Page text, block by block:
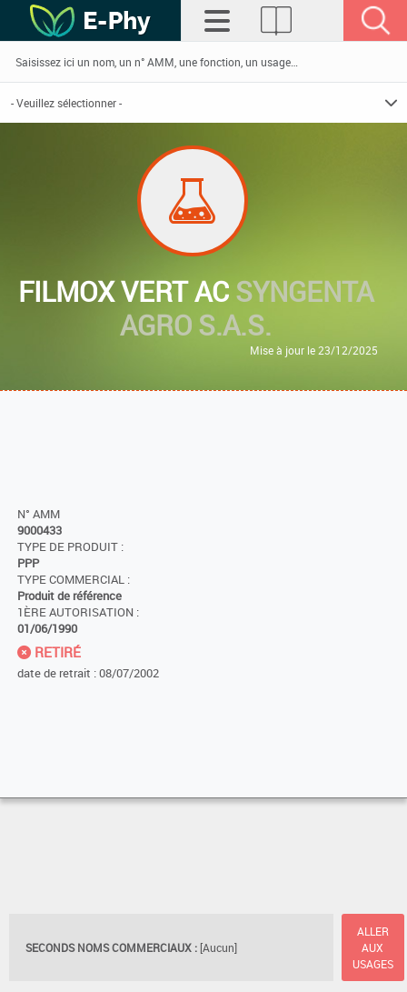
FILMOX VERT ACSYNGENTA
AGRO S.A.S.
Mise à jour le 23/12/2025
N° AMM
9000433
TYPE DE PRODUIT :
PPP
TYPE COMMERCIAL :
Produit de référence
1ÈRE AUTORISATION :
01/06/1990
RETIRÉ
date de retrait : 08/07/2002
SECONDS NOMS COMMERCIAUX : [Aucun]
ALLER
AUX
USAGES